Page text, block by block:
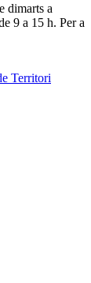
dimarts a
9 a 15 h. Per a
Territori